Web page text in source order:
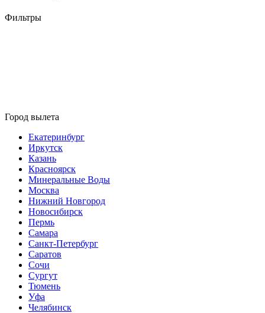
Фильтры
Город вылета
Екатеринбург
Иркутск
Казань
Красноярск
Минеральные Воды
Москва
Нижний Новгород
Новосибирск
Пермь
Самара
Санкт-Петербург
Саратов
Сочи
Сургут
Тюмень
Уфа
Челябинск